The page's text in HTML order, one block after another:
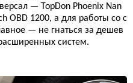
— TopDon Phoenix Nan
OBD 1200, а для работы со с
— не гнаться за дешев
систем.